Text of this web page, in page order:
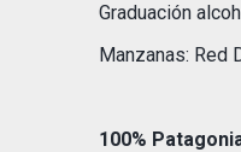
Graduación
Manzanas: Red
100%